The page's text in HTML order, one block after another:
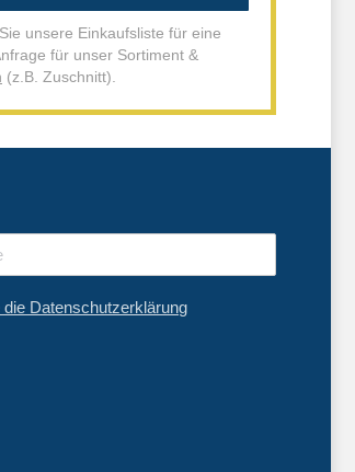
unsere Einkaufsliste für eine
für unser Sortiment &
(z.B. Zuschnitt).
Datenschutzerklärung